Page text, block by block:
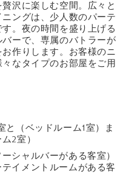
沢に楽しむ空間。広々と
ングは、少人数のパーテ
。夜の時間を盛り上げる
ーで、専属のバトラーが
作りします。お客様のニ
なタイプのお部屋をご用
と（ベッドルーム1室）ま
2室）
ーシャルバーがある客室）
イメントルームがある客